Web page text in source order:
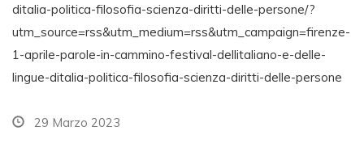
ditalia-politica-filosofia-scienza-diritti-delle-persone/?
utm_source=rss&utm_medium=rss&utm_campaign=firenze-
1-aprile-parole-in-cammino-festival-dellitaliano-e-delle-
lingue-ditalia-politica-filosofia-scienza-diritti-delle-persone
29 Marzo 2023